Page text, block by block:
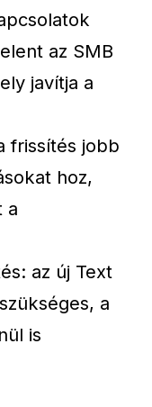
az SMB
javítja a
frissítés jobb
hoz,
a
az új Text
a
is